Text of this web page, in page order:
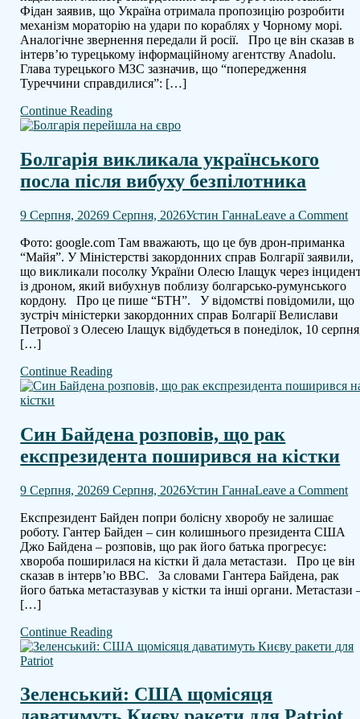
Фідан заявив, що Україна отримала пропозицію розробити
механізм мораторію на удари по кораблях у Чорному морі.
Аналогічне звернення передали й росії. Про це він сказав в
інтерв’ю турецькому інформаційному агентству Anadolu.
Глава турецького МЗС зазначив, що “попередження
Туреччини справдилися”: […]
Continue Reading
Болгарія викликала українського
посла після вибуху безпілотника
9 Серпня, 20269 Серпня, 2026Устин ГаннаLeave a Commenton
Фото: google.com Там вважають, що це був дрон-приманка
“Майя”. У Міністерстві закордонних справ Болгарії заявили,
що викликали посолку України Олесю Ілащук через
із дроном, який вибухнув поблизу болгарсько-румунського
кордону. Про це пише “БТН”. У відомстві повідомили, що
зустріч міністерки закордонних справ Болгарії Велислави
Петрової з Олесею Ілащук відбудеться в понеділок, 10
[…]
Continue Reading
Син Байдена розповів, що рак
експрезидента поширився на кістки
9 Серпня, 20269 Серпня, 2026Устин ГаннаLeave a Commenton
Експрезидент Байден попри болісну хворобу не залишає
роботу. Гантер Байден – син колишнього президента США
Джо Байдена – розповів, що рак його батька прогресує:
хвороба поширилася на кістки й дала метастази. Про це він
сказав в інтерв’ю BBC. За словами Гантера Байдена, рак
його батька метастазував у кістки та інші органи. Метастази
[…]
Continue Reading
Зеленський: США щомісяця